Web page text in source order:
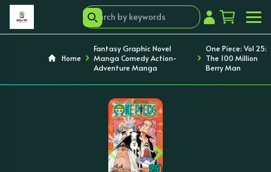
Home
Fantasy Graphic Novel
Manga Comedy Action-
Adventure Manga
One Piece: Vol 25:
The 100 Million
Berry Man
‹ ›